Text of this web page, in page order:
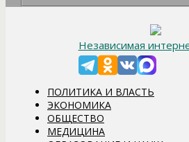
Независимая
ПОЛИТИКА И ВЛАСТЬ
ЭКОНОМИКА
ОБЩЕСТВО
МЕДИЦИНА